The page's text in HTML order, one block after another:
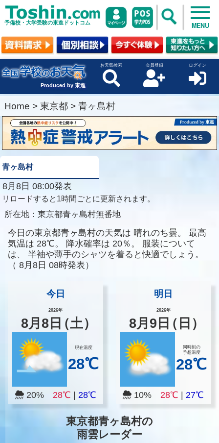
予備校・大学受験の東進ドットコム MENU
Produced by 東進
お天気検索 会員登録 ログイン
Home > 東京都 > 青ヶ島村
青ヶ島村
8月8日 08:00発表
リロードすると1時間ごとに更新されます。
所在地： 東京都青ヶ島村無番地
今日の東京都青ヶ島村の天気は 晴れのち曇。
最高
気温は 28℃。 降水確率は 20％。
服装について
は、
半袖や薄手のシャツを着ると快適でしょう。
（ 8月8日 08時発表）
今日
2026年
8月8 日（土）
現在温度
28℃
20% 28℃ 28℃
明日
2026年
8月 9 日（日）
同時刻の
予想温度
28℃
10%28℃ |27℃
東京都青ヶ島村の
雨雲レーダー